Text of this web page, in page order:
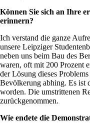
Können Sie sich an Ihre
erinnern?
Ich verstand die ganze
unsere Leipziger
neben uns beim Bau des
waren, oft mit 200 Prozent
der Lösung dieses
Bevölkerung abhing. Es ist
worden. Die umstrittenen
zurückgenommen.
Wie endete die